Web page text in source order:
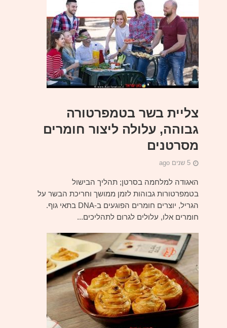
צליית בשר בטמפרטורה
גבוהה, עלולה ליצור חומרים
מסרטנים
5 שנים ago
האגודה למלחמה בסרטן; תהליך הבישול
בטמפרטורות גבוהות לזמן ממושך וחריכת הבשר על
הגריל, יוצרים חומרים הפוגעים ב-DNA בתאי גוף.
חומרים אלו, עלולים לגרום לתהליכים...